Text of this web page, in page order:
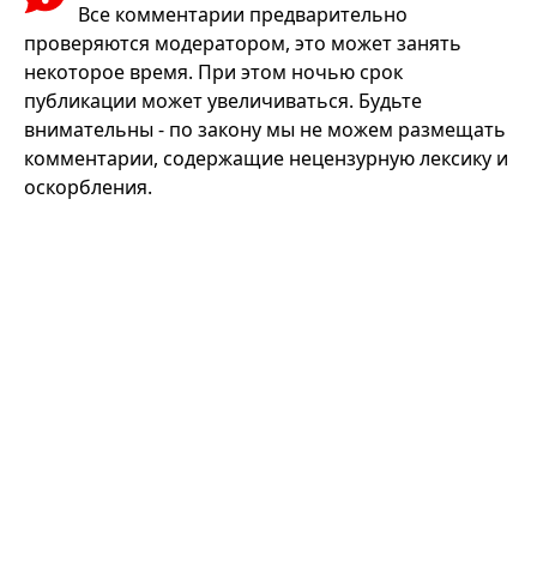
Все комментарии предварительно
проверяются модератором, это может занять
некоторое время. При этом ночью срок
публикации может увеличиваться. Будьте
внимательны - по закону мы не можем размещать
комментарии, содержащие нецензурную лексику и
оскорбления.